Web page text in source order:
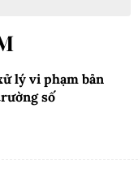
lý vi phạm bản
số